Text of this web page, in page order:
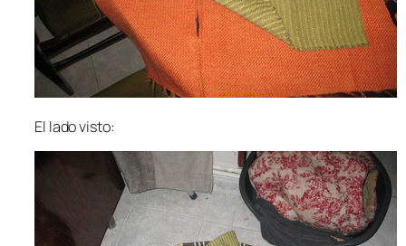
El lado visto: